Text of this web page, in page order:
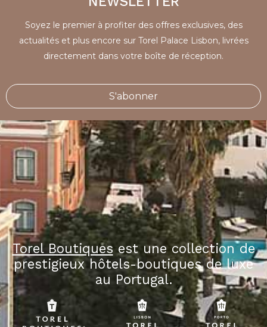
Soyez le premier à profiter des offres exclusives, des
actualités et plus encore sur Torel Palace Lisbon, livrées
directement dans votre boîte de réception.
S'abonner
Torel Boutiquesest une collection de
prestigieux hôtels-boutiques de luxe
au Portugal.